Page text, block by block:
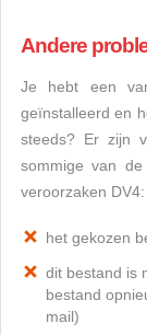
Andere
Je hebt een
geïnstalleerd en
steeds? Er zijn
sommige van
veroorzaken DV4:
het gekozen
dit bestand is
bestand
mail)